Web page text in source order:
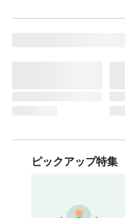
ピックアップ特集